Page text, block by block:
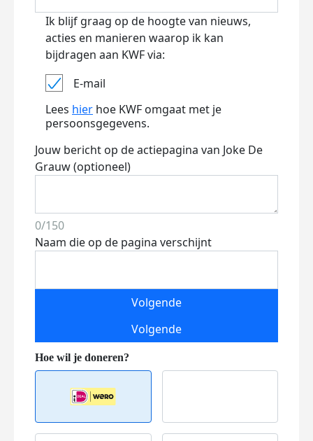
Ik blijf graag op de hoogte van nieuws,
acties en manieren waarop ik kan
bijdragen aan KWF via:
E-mail
Lees hier hoe KWF omgaat met je
persoonsgegevens.
Jouw bericht op de actiepagina van Joke De
Grauw (optioneel)
0/150
Naam die op de pagina verschijnt
Volgende
Volgende